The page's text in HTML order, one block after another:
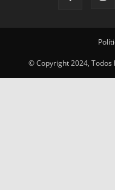
© Copyright 2024,